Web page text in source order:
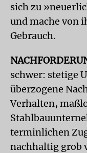
sich zu
und mache von
Gebrauch.
schwer: stetige
überzogene
Verhalten,
terminlichen
nachhaltig grob